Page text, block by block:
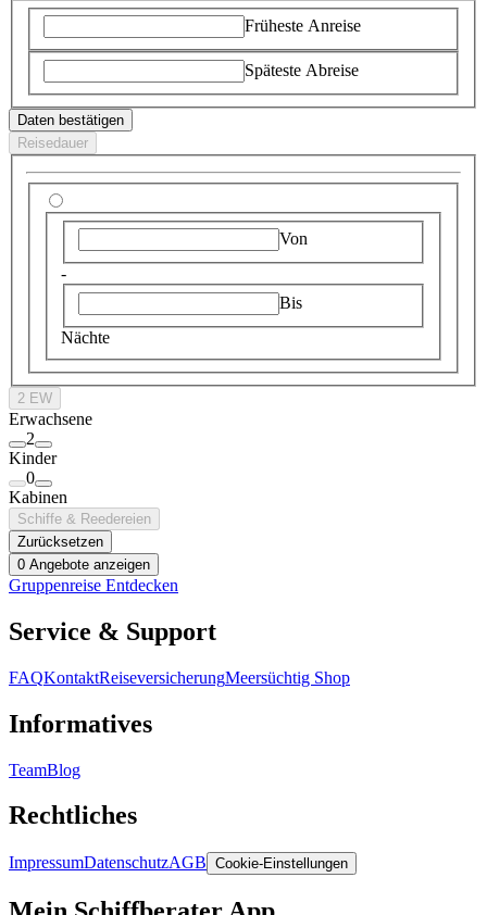
Früheste Anreise
Späteste Abreise
Daten bestätigen
Reisedauer
Von
-
Bis
Nächte
2 EW
Erwachsene
2
Kinder
0
Kabinen
Schiffe & Reedereien
Zurücksetzen
0 Angebote anzeigen
Gruppenreise Entdecken
Service & Support
FAQKontaktReiseversicherungMeersüchtig Shop
Informatives
TeamBlog
Rechtliches
ImpressumDatenschutzAGB Cookie-Einstellungen